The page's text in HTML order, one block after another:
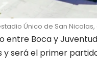
Único de San
entre Boca y
y será el primer